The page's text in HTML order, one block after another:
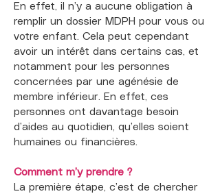
En effet, il n’y a aucune obligation à
remplir un dossier MDPH pour vous ou
votre enfant. Cela peut cependant
avoir un intérêt dans certains cas, et
notamment pour les personnes
concernées par une agénésie de
membre inférieur. En effet, ces
personnes ont davantage besoin
d’aides au quotidien, qu’elles soient
humaines ou financières.
Comment m’y prendre ?
La première étape, c’est de chercher